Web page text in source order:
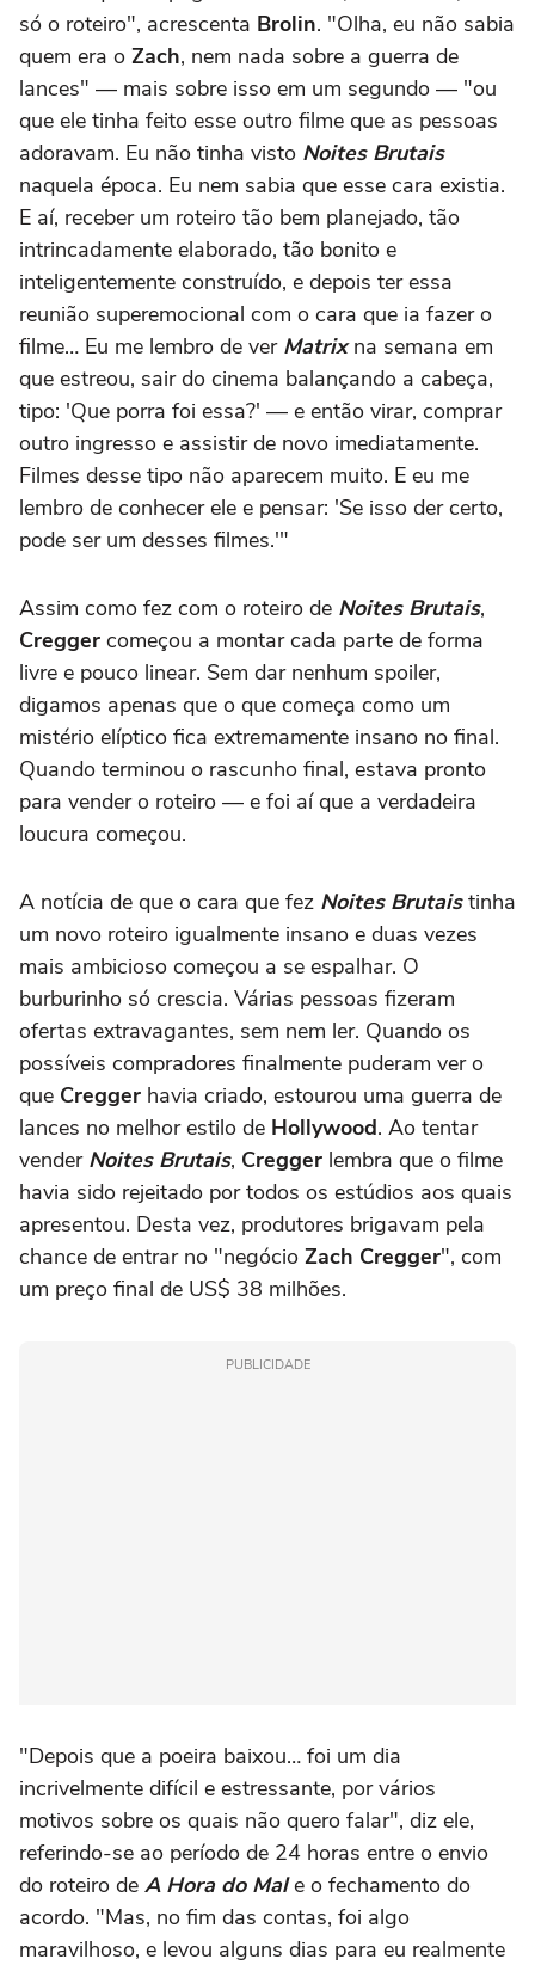
só o roteiro", acrescenta Brolin. "Olha, eu não sabia
quem era o Zach, nem nada sobre a guerra de
lances" — mais sobre isso em um segundo — "ou
que ele tinha feito esse outro filme que as pessoas
adoravam. Eu não tinha visto Noites Brutais
naquela época. Eu nem sabia que esse cara existia.
E aí, receber um roteiro tão bem planejado, tão
intrincadamente elaborado, tão bonito e
inteligentemente construído, e depois ter essa
reunião superemocional com o cara que ia fazer o
filme… Eu me lembro de ver Matrixna semana em
que estreou, sair do cinema balançando a cabeça,
tipo: 'Que porra foi essa?' — e então virar, comprar
outro ingresso e assistir de novo imediatamente.
Filmes desse tipo não aparecem muito. E eu me
lembro de conhecer ele e pensar: 'Se isso der certo,
pode ser um desses filmes.'"
Assim como fez com o roteiro de Noites Brutais,
Cregger começou a montar cada parte de forma
livre e pouco linear. Sem dar nenhum spoiler,
digamos apenas que o que começa como um
mistério elíptico fica extremamente insano no final.
Quando terminou o rascunho final, estava pronto
para vender o roteiro — e foi aí que a verdadeira
loucura começou.
A notícia de que o cara que fez Noites Brutaistinha
um novo roteiro igualmente insano e duas vezes
mais ambicioso começou a se espalhar. O
burburinho só crescia. Várias pessoas fizeram
ofertas extravagantes, sem nem ler. Quando os
possíveis compradores finalmente puderam ver o
que Cregger havia criado, estourou uma guerra de
lances no melhor estilo de Hollywood. Ao tentar
vender Noites Brutais, Cregger lembra que o filme
havia sido rejeitado por todos os estúdios aos quais
apresentou. Desta vez, produtores brigavam pela
chance de entrar no "negócio Zach Cregger", com
um preço final de US$ 38 milhões.
PUBLICIDADE
"Depois que a poeira baixou… foi um dia
incrivelmente difícil e estressante, por vários
motivos sobre os quais não quero falar", diz ele,
referindo-se ao período de 24 horas entre o envio
do roteiro de A Hora do Male o fechamento do
acordo. "Mas, no fim das contas, foi algo
maravilhoso, e levou alguns dias para eu realmente